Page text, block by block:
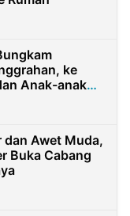
ke
Anak-anak
dan Awet Muda,
Buka Cabang